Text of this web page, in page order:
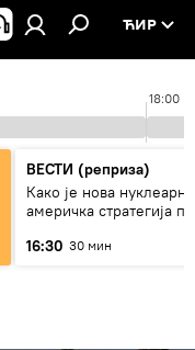
ЋИР
18:00
ВЕСТИ (реприза)
Како је нова нуклеарна
америчка стратегија
16:30 30 мин